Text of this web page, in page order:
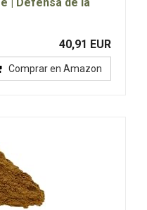
40,91 EUR
Comprar en Amazon